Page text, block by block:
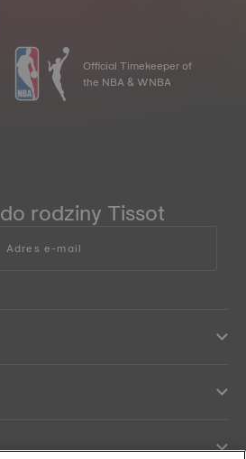
Official Timekeeper of
the NBA & WNBA
rodziny Tissot
Adres e-mail